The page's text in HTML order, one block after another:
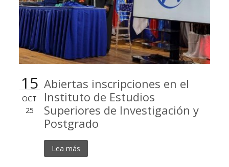
15
OCT
25
Abiertas inscripciones en el
Instituto de Estudios
Superiores de Investigación y
Postgrado
Lea más